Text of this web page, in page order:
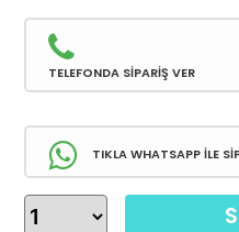
TELEFONDA SİPARİŞ VER
TIKLA WHATSAPP İLE